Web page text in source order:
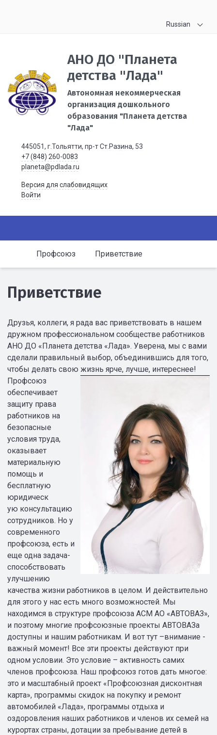
Russian
АНО ДО "Планета
детства "Лада"
Автономная некоммерческая
организация дошкольного
образования "Планета детства
"Лада"
445051, г.Тольятти, пр-т Ст.Разина, 53
+7 (848) 260-0083
planeta@pdlada.ru
Версия для слабовидящих
Войти
Профсоюз Приветствие
Приветствие
Друзья, коллеги, я рада вас приветствовать в нашем
дружном профессиональном сообществе работников
АНО ДО «Планета детства «Лада». Уверена, мы с вами
сделали правильный выбор, объединившись для того,
чтобы делать свою жизнь ярче, лучше, интереснее!
Профсоюз
обеспечивает
защиту права
работников на
безопасные
условия труда,
оказывает
материальную
помощь и
бесплатную
юридическ
ую консультацию
сотрудников. Но у
современного
профсоюза, есть и
еще одна задача-
способствовать
улучшению
качества жизни работников в целом. И действительно
для этого у нас есть много возможностей. Мы
находимся в структуре профсоюза АСМ АО «АВТОВАЗ»,
и поэтому многие профсоюзные проекты АВТОВАЗа
доступны и нашим работникам. И вот тут –внимание -
важный момент! Все эти проекты действуют при
одном условии. Это условие – активность самих
членов профсоюза. Наш профсоюз готов дать многое:
это и масштабный проект «Профсоюзная дисконтная
карта», программы скидок на покупку и ремонт
автомобилей «Лада», программы отдыха и
оздоровления наших работников и членов их семей на
курортах страны, дотации за пребывание детей в